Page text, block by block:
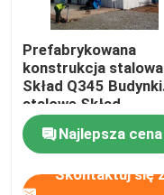
Domy
Materiał
klatka dla kur
Prefabrykowana
konstrukcja stalowa
Skład Q345 Budynki
stalowe Skład
Najlepsza cena
Skontaktuj się